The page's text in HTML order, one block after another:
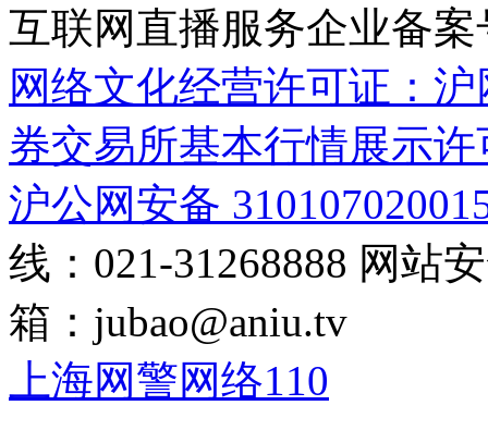
互联网直播服务企业备案
网络文化经营许可证：
券交易所基本行情展示许
沪公网安备
线：021-31268888 网站
箱： jubao@aniu.tv
上海网警网络110